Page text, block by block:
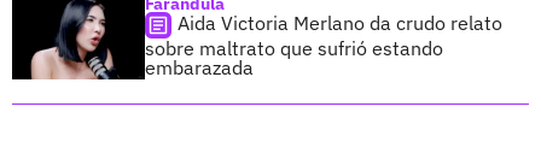
Aida Victoria Merlano da crudo relato
sobre maltrato que sufrió estando
embarazada